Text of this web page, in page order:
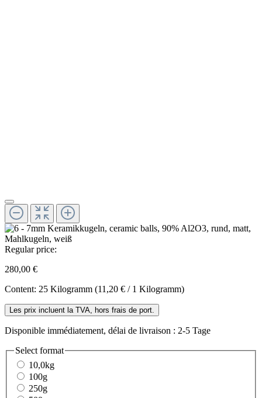
Regular price:
280,00 €
Content: 25 Kilogramm (11,20 € / 1 Kilogramm)
Les prix incluent la TVA, hors frais de port.
Disponible immédiatement, délai de livraison : 2-5 Tage
Select format
10,0kg
100g
250g